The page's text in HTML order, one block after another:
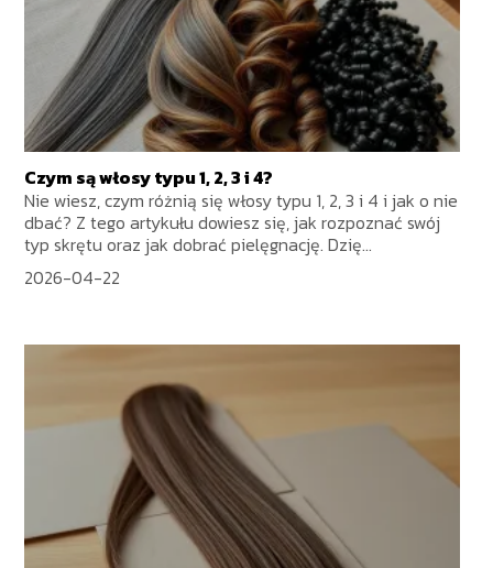
Czym są włosy typu 1, 2, 3 i 4?
Nie wiesz, czym różnią się włosy typu 1, 2, 3 i 4 i jak o nie
dbać? Z tego artykułu dowiesz się, jak rozpoznać swój
typ skrętu oraz jak dobrać pielęgnację. Dzię...
2026-04-22